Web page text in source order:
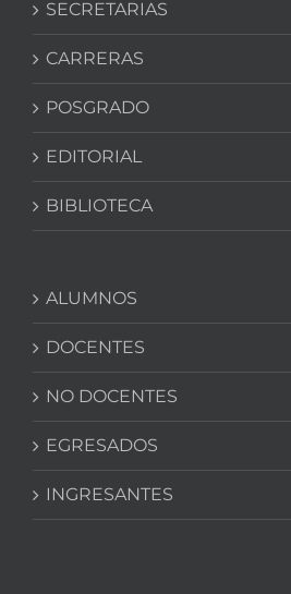
SECRETARIAS
CARRERAS
POSGRADO
EDITORIAL
BIBLIOTECA
ALUMNOS
DOCENTES
NO DOCENTES
EGRESADOS
INGRESANTES